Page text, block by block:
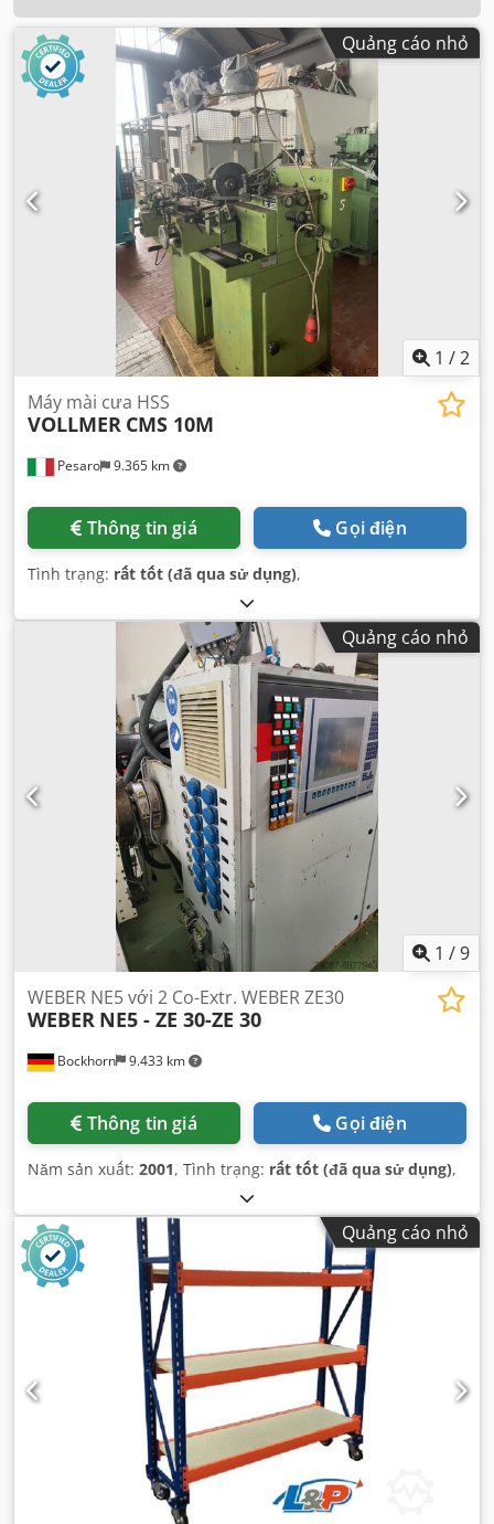
Quảng cáo nhỏ
1 /2
Pesaro 9.365 km
Máy mài cưa HSS
VOLLMER CMS 10M
Thông tin giá Gọi điện
Tình trạng: rất tốt (đã qua sử dụng),
Quảng cáo nhỏ
1 /9
Bockhorn 9.433 km
WEBER NE5 với 2 Co-Extr. WEBER ZE30
WEBER NE5 - ZE 30-ZE 30
Thông tin giá Gọi điện
Năm sản xuất: 2001, Tình trạng: rất tốt (đã qua sử dụng),
Quảng cáo nhỏ